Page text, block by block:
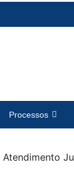
Processos